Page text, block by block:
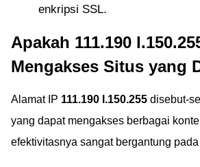
enkripsi SSL.
Apakah 111.190
Mengakses Situs yang
Alamat IP 111.190 l.150.255 disebut-
yang dapat mengakses berbagai
efektivitasnya sangat bergantung